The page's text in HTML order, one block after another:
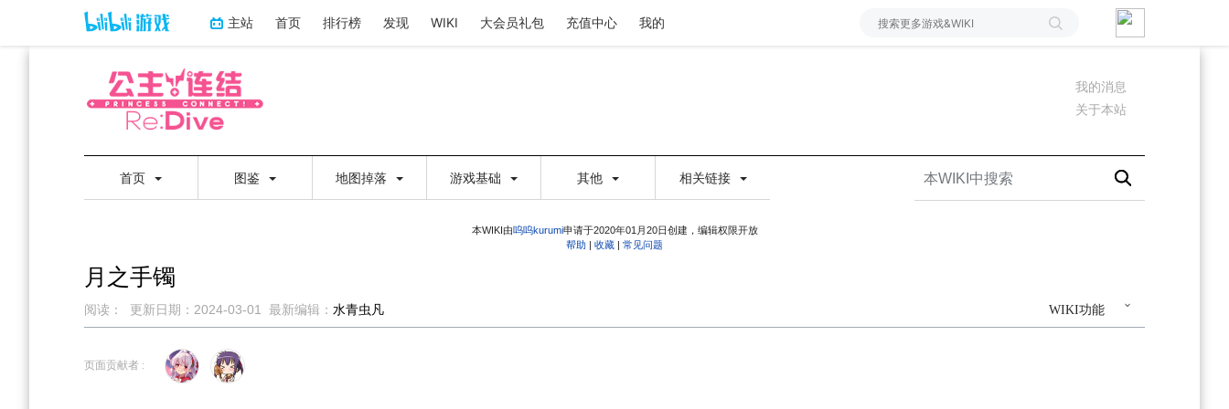
主站 首页 排行榜 发现 WIKI 大会员礼包 充值中心 我的
我的消息
关于本站
首页 图鉴 地图掉落 游戏基础 其他 相关链接
本WIKI由呜呜kurumi申请于2020年01月20日创建，编辑权限开放
帮助 | 收藏 | 常见问题
月之手镯
WIKI功能
阅读： 更新日期： 2024-03-01 最新编辑： 水青虫凡
到
到
页面贡献者 :